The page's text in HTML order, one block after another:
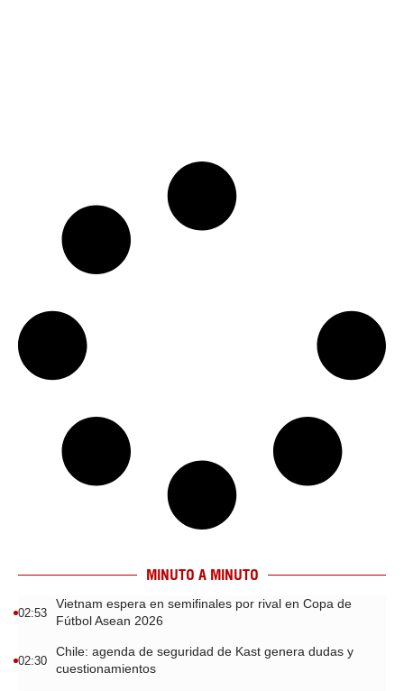
MINUTO A MINUTO
02:53
Vietnam espera en semifinales por rival en Copa de
Fútbol Asean 2026
02:30
Chile: agenda de seguridad de Kast genera dudas y
cuestionamientos